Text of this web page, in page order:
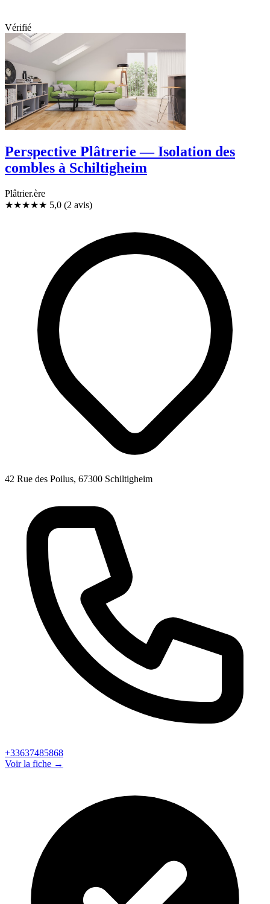
Vérifié
Perspective Plâtrerie — Isolation des
combles à Schiltigheim
Plâtrier.ère
★★★★★ 5,0 (2 avis)
42 Rue des Poilus, 67300 Schiltigheim
+33637485868
Voir la fiche →